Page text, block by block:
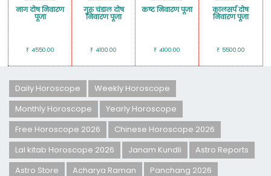
नाग दोष निवारण
पूजा
₹ 4550.00
गुरु चंडाल दोष
निवारण पूजा
₹ 4100.00
कष्‍ट निवारण पूजा
₹ 4100.00
कालसर्प दोष
न‍िवारण पूजा
₹ 5500.00
Daily Horoscope
Weekly Horoscope
Monthly Horoscope
Yearly Horoscope
Free Horoscope 2026
Chinese Horoscope 2026
Lal kitab Horoscope 2026
Janam Kundli
Astro Reports
Astro Store
Acharya Raman
Panchang 2026